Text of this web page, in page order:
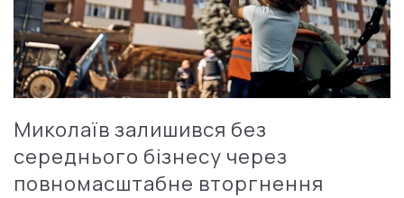
Миколаїв залишився без
середнього бізнесу через
повномасштабне вторгнення